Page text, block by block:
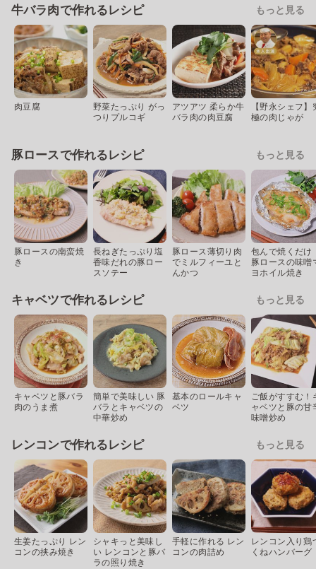
牛バラ肉で作れるレシピ もっと見る
肉豆腐
野菜たっぷり がっ
つりプルコギ
アツアツ 柔らか牛
バラ肉の肉豆腐
【野永シェフ】
極の肉じゃが
豚ロースで作れるレシピ もっと見る
豚ロースの南蛮焼
き
長ねぎたっぷり塩
香味だれの豚ロー
スソテー
豚ロース薄切り肉
でミルフィーユと
んかつ
包んで焼くだけ
豚ロースの味噌
ヨホイル焼き
キャベツで作れるレシピ もっと見る
キャベツと豚バラ
肉のうま煮
簡単で美味しい 豚
バラとキャベツの
中華炒め
基本のロールキャ
ベツ
ご飯がすすむ！
ャベツと豚の甘
味噌炒め
レンコンで作れるレシピ もっと見る
生姜たっぷり レン
コンの挟み焼き
シャキっと美味し
い レンコンと豚バ
ラの照り焼き
手軽に作れる レン
コンの肉詰め
レンコン入り鶏
くねハンバーグ